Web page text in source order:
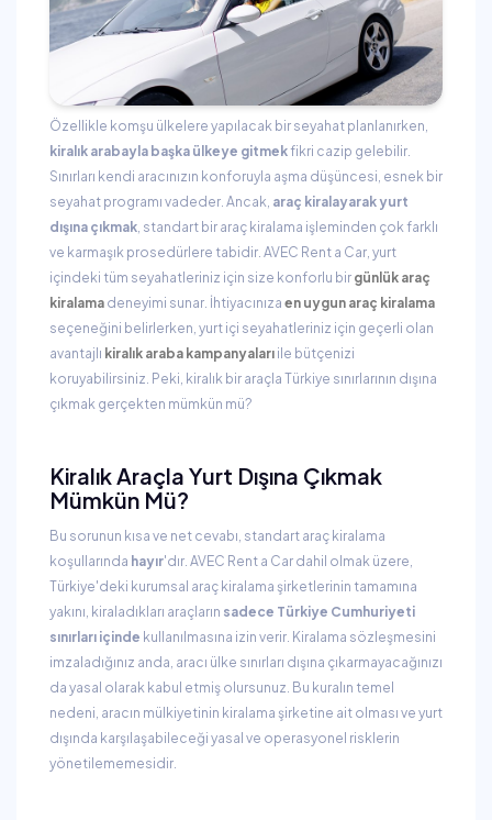
Özellikle komşu ülkelere yapılacak bir seyahat planlanırken,
kiralık arabayla başka ülkeye gitmekfikri cazip gelebilir.
Sınırları kendi aracınızın konforuyla aşma düşüncesi, esnek bir
seyahat programı vadeder. Ancak, araç kiralayarak yurt
dışına çıkmak, standart bir araç kiralama işleminden çok farklı
ve karmaşık prosedürlere tabidir. AVEC Rent a Car, yurt
içindeki tüm seyahatleriniz için size konforlu bir günlük araç
kiralama deneyimi sunar. İhtiyacınıza en uygun araç kiralama
seçeneğini belirlerken, yurt içi seyahatleriniz için geçerli olan
avantajlı kiralık araba kampanyaları ile bütçenizi
koruyabilirsiniz. Peki, kiralık bir araçla Türkiye sınırlarının dışına
çıkmak gerçekten mümkün mü?
Kiralık Araçla Yurt Dışına Çıkmak
Mümkün Mü?
Bu sorunun kısa ve net cevabı, standart araç kiralama
koşullarında hayır'dır. AVEC Rent a Car dahil olmak üzere,
Türkiye'deki kurumsal araç kiralama şirketlerinin tamamına
yakını, kiraladıkları araçların sadece Türkiye Cumhuriyeti
sınırları içinde kullanılmasına izin verir. Kiralama sözleşmesini
imzaladığınız anda, aracı ülke sınırları dışına çıkarmayacağınızı
da yasal olarak kabul etmiş olursunuz. Bu kuralın temel
nedeni, aracın mülkiyetinin kiralama şirketine ait olması ve yurt
dışında karşılaşabileceği yasal ve operasyonel risklerin
yönetilememesidir.